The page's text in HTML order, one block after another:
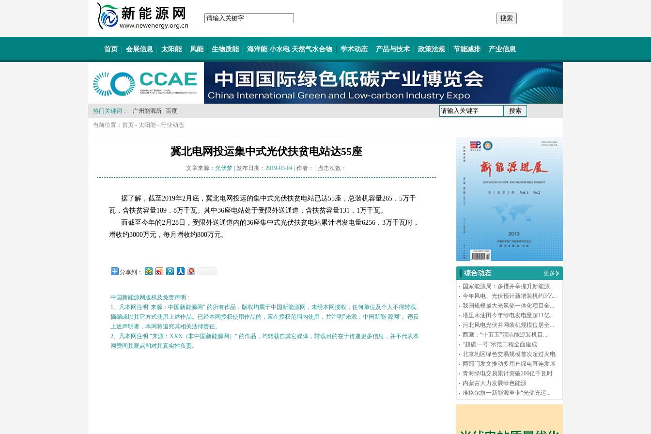
首页 会展信息 太阳能 风能 生物质能 海洋能 小水电 天然气水合物 学术动态 产品与技术 政策法规 节能减排 产业信息
热门关键词： 广州能源所 百度
当前位置： 首页 - 太阳能 - 行业动态
冀北电网投运集中式光伏扶贫电站达55座
文章来源： 光伏梦 | 发布日期： 2019-03-04 | 作者： | 点击次数：
据了解，截至2019年2月底，冀北电网投运的集中式光伏扶贫电站已达55座，总装机容量265．5万千
瓦，含扶贫容量189．8万千瓦。其中36座电站处于受限外送通道，含扶贫容量131．1万千瓦。
而截至今年的2月28日，受限外送通道内的36座集中式光伏扶贫电站累计增发电量6256．3万千瓦时，
增收约3000万元，每月增收约800万元。
分享到：
中国新能源网版权及免责声明：
1、凡本网注明"来源：中国新能源网" 的所有作品，版权均属于中国新能源网，未经本网授权，任何单位及个人不得转载、
摘编或以其它方式使用上述作品。已经本网授权使用作品的，应在授权范围内使用，并注明"来源：中国新能 源网"。违反
上述声明者，本网将追究其相关法律责任。
2、凡本网注明 "来源：XXX（非中国新能源网）" 的作品，均转载自其它媒体，转载目的在于传递更多信息，并不代表本
网赞同其观点和对其真实性负责。
综合动态
更多
国家能源局：多措并举提升新能源...
今年风电、光伏预计新增装机约3亿...
我国规模最大光氢储一体化项目全...
塔里木油田今年绿电发电量超11亿...
河北风电光伏并网装机规模位居全...
西藏：“十五五”清洁能源装机目...
“超碳一号”示范工程全面建成
北京地区绿色交易规模首次超过火电
两部门发文推动多用户绿电直连发展
青海绿电交易累计突破200亿千瓦时
内蒙古大力发展绿色能源
准格尔旗一新能源重卡“光储充运...